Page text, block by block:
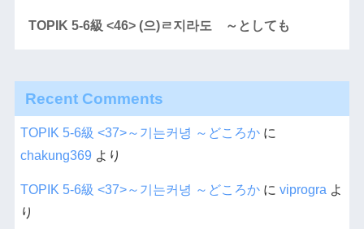
TOPIK 5-6級 <46> (으)ㄹ지라도 ～としても
Recent Comments
TOPIK 5-6級 <37>～기는커녕 ～どころかに
chakung369 より
TOPIK 5-6級 <37>～기는커녕 ～どころかに viprogra よ
り